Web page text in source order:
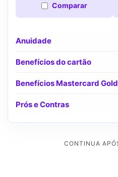
Comparar
Anuidade
Benefícios do cartão
Benefícios Mastercard Gold
Prós e Contras